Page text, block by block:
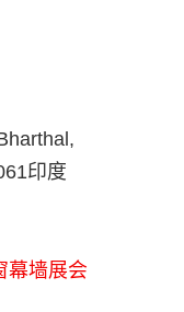
印度
幕墙展会